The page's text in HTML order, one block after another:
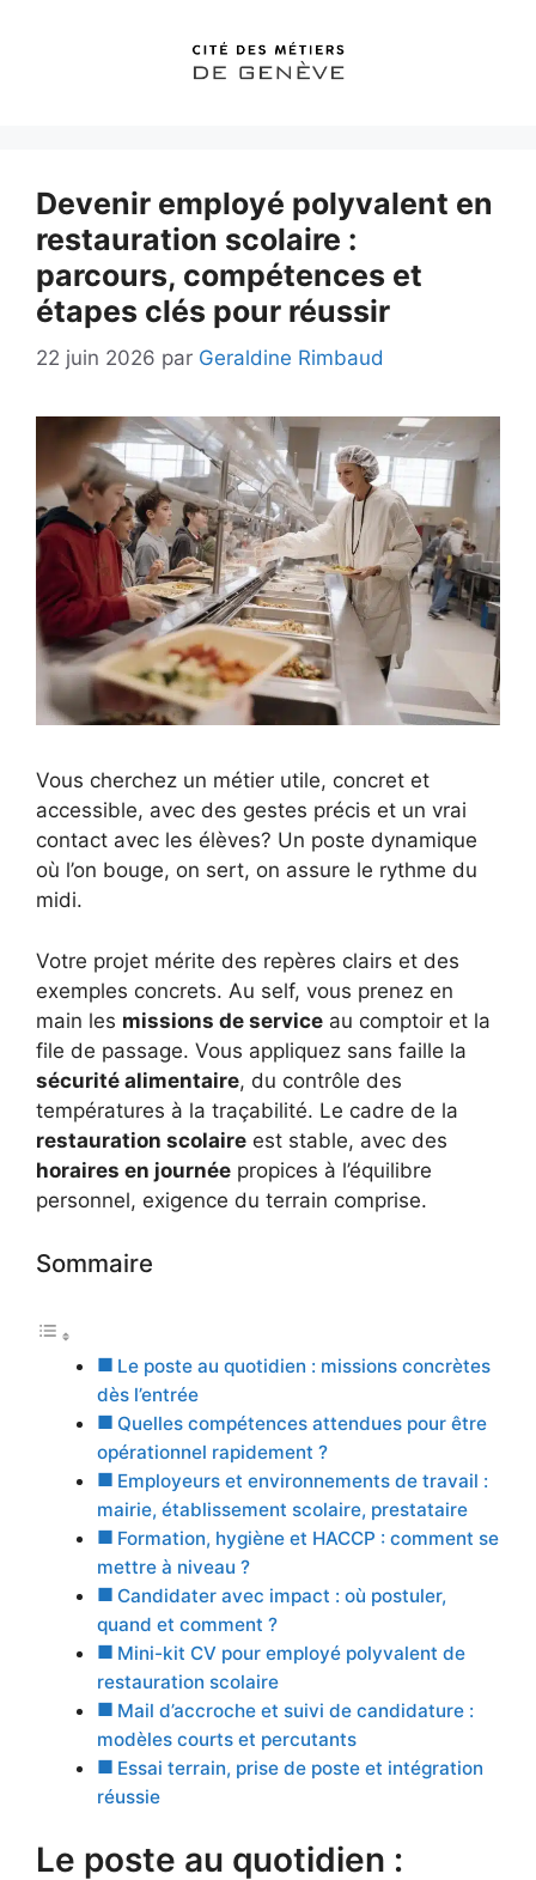
Devenir employé polyvalent en
restauration scolaire :
parcours, compétences et
étapes clés pour réussir
22 juin 2026 par Geraldine Rimbaud
Vous cherchez un métier utile, concret et
accessible, avec des gestes précis et un vrai
contact avec les élèves? Un poste dynamique
où l’on bouge, on sert, on assure le rythme du
midi.
Votre projet mérite des repères clairs et des
exemples concrets. Au self, vous prenez en
main les missions de service au comptoir et la
file de passage. Vous appliquez sans faille la
sécurité alimentaire, du contrôle des
températures à la traçabilité. Le cadre de la
restauration scolaire est stable, avec des
horaires en journée propices à l’équilibre
personnel, exigence du terrain comprise.
Sommaire
Le poste au quotidien : missions concrètes
dès l’entrée
Quelles compétences attendues pour être
opérationnel rapidement ?
Employeurs et environnements de travail :
mairie, établissement scolaire, prestataire
Formation, hygiène et HACCP : comment se
mettre à niveau ?
Candidater avec impact : où postuler,
quand et comment ?
Mini-kit CV pour employé polyvalent de
restauration scolaire
Mail d’accroche et suivi de candidature :
modèles courts et percutants
Essai terrain, prise de poste et intégration
réussie
Le poste au quotidien :